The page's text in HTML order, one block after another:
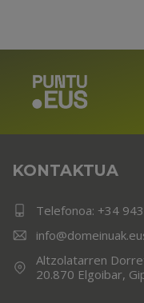
KONTAKTUA
Telefonoa: +34
Altzolatarren
20.870 Elgoibar,